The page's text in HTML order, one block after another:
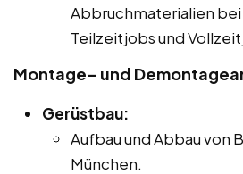
Abbruchmaterialien
Teilzeitjobs und
Montage- und
Gerüstbau:
Aufbau und Abbau von
München.